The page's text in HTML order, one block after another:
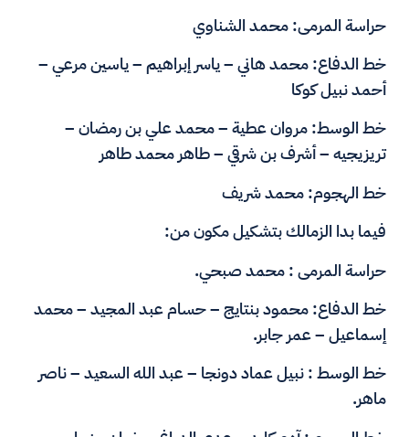
حراسة المرمى: محمد الشناوي
خط الدفاع: محمد هاني – ياسر إبراهيم – ياسين مرعي –
أحمد نبيل كوكا
خط الوسط: مروان عطية – محمد علي بن رمضان –
تريزيجيه – أشرف بن شرقي – طاهر محمد طاهر
خط الهجوم: محمد شريف
فيما بدا الزمالك بتشكيل مكون من:
حراسة المرمى : محمد صبحي.
خط الدفاع: محمود بنتايج – حسام عبد المجيد – محمد
إسماعيل – عمر جابر.
خط الوسط : نبيل عماد دونجا – عبد الله السعيد – ناصر
ماهر.